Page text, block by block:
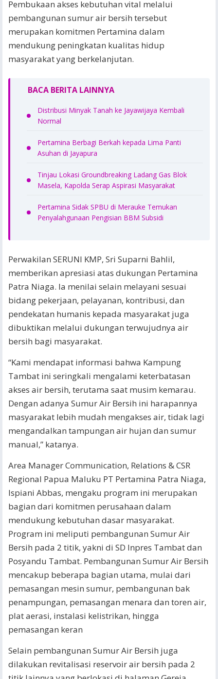
Pembukaan akses kebutuhan vital melalui
pembangunan sumur air bersih tersebut
merupakan komitmen Pertamina dalam
mendukung peningkatan kualitas hidup
masyarakat yang berkelanjutan.
BACA BERITA LAINNYA
Distribusi Minyak Tanah ke Jayawijaya Kembali
Normal
Pertamina Berbagi Berkah kepada Lima Panti
Asuhan di Jayapura
Tinjau Lokasi Groundbreaking Ladang Gas Blok
Masela, Kapolda Serap Aspirasi Masyarakat
Pertamina Sidak SPBU di Merauke Temukan
Penyalahgunaan Pengisian BBM Subsidi
Perwakilan SERUNI KMP, Sri Suparni Bahlil,
memberikan apresiasi atas dukungan Pertamina
Patra Niaga. Ia menilai selain melayani sesuai
bidang pekerjaan, pelayanan, kontribusi, dan
pendekatan humanis kepada masyarakat juga
dibuktikan melalui dukungan terwujudnya air
bersih bagi masyarakat.
“Kami mendapat informasi bahwa Kampung
Tambat ini seringkali mengalami keterbatasan
akses air bersih, terutama saat musim kemarau.
Dengan adanya Sumur Air Bersih ini harapannya
masyarakat lebih mudah mengakses air, tidak lagi
mengandalkan tampungan air hujan dan sumur
manual,” katanya.
Area Manager Communication, Relations & CSR
Regional Papua Maluku PT Pertamina Patra Niaga,
Ispiani Abbas, mengaku program ini merupakan
bagian dari komitmen perusahaan dalam
mendukung kebutuhan dasar masyarakat.
Program ini meliputi pembangunan Sumur Air
Bersih pada 2 titik, yakni di SD Inpres Tambat dan
Posyandu Tambat. Pembangunan Sumur Air Bersih
mencakup beberapa bagian utama, mulai dari
pemasangan mesin sumur, pembangunan bak
penampungan, pemasangan menara dan toren air,
plat aerasi, instalasi kelistrikan, hingga
pemasangan keran
Selain pembangunan Sumur Air Bersih juga
dilakukan revitalisasi reservoir air bersih pada 2